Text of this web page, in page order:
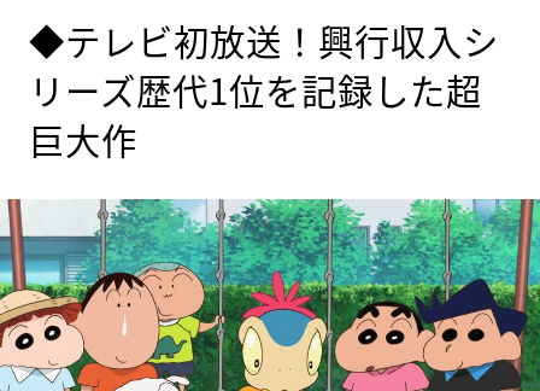
◆テレビ初放送！興行収入シ
リーズ歴代1位を記録した超
巨大作